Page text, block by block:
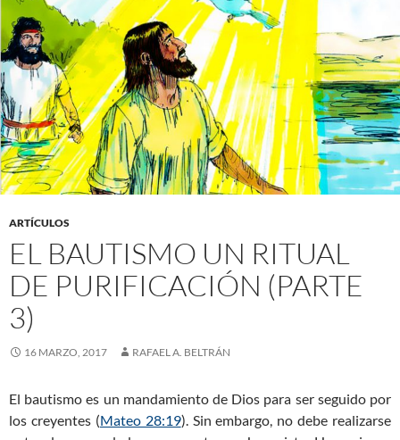
ARTÍCULOS
EL BAUTISMO UN RITUAL
DE PURIFICACIÓN (PARTE
3)
16 MARZO, 2017 RAFAEL A. BELTRÁN
El bautismo es un mandamiento de Dios para ser seguido por
los creyentes (Mateo 28:19). Sin embargo, no debe realizarse